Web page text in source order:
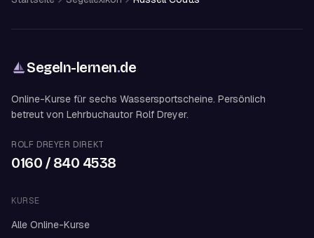
Segeln-lernen.de
Online-Kurse für sechs Wassersportscheine. Persönlich
betreut von Lehrbuchautor Rolf Dreyer.
ROLF DREYER DIREKT
0160 / 840 4538
KURSE
Alle Online-Kurse